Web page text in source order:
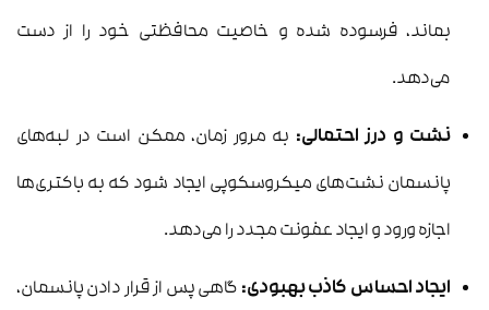
بماند، فرسوده شده و خاصیت محافظتی خود را از دست
می‌دهد.
نشت و درز احتمالی: به مرور زمان، ممکن است در لبه‌های
پانسمان نشت‌های میکروسکوپی ایجاد شود که به باکتری‌ها
اجازه ورود و ایجاد عفونت مجدد را می‌دهد.
ایجاد احساس کاذب بهبودی: گاهی پس از قرار دادن پانسمان،